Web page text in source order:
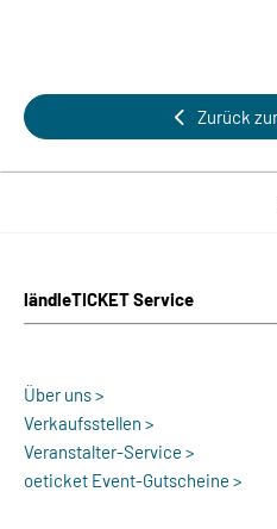
Zurück
ländleTICKET Service
Über uns >
Verkaufsstellen >
Veranstalter-Service >
oeticket Event-Gutscheine >